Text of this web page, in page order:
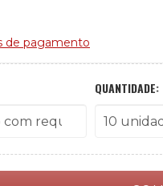
de pagamento
QUANTIDADE: